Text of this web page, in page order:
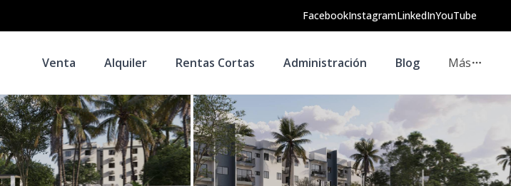
FacebookInstagramLinkedInYouTube
Venta Alquiler Rentas Cortas Administración Blog Más